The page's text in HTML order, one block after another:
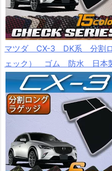
マツダ CX-3 DK系 分割
ェック） ゴム 防水 日本